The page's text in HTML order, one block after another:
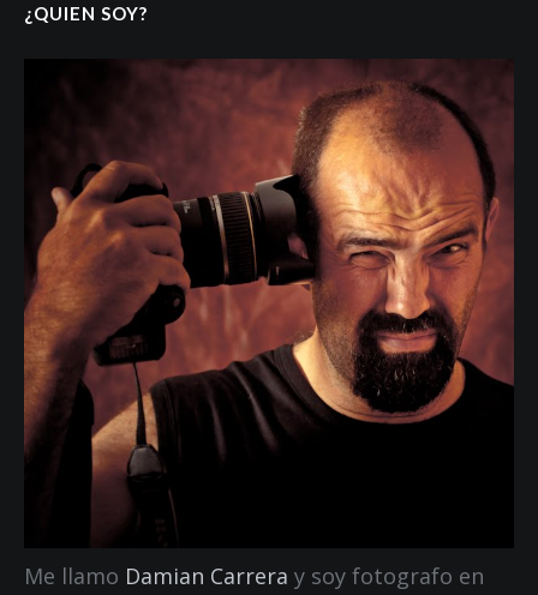
¿QUIEN SOY?
Me llamo Damian Carrera y soy fotografo en